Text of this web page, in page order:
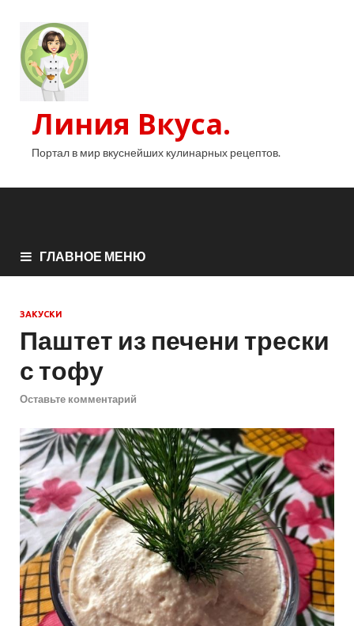
Линия Вкуса.
Портал в мир вкуснейших кулинарных рецептов.
ГЛАВНОЕ МЕНЮ
ЗАКУСКИ
Паштет из печени трески
с тофу
Оставьте комментарий